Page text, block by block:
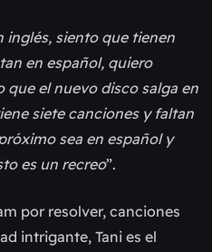
inglés, siento que tienen
en español, quiero
que el nuevo disco salga en
siete canciones y faltan
sea en español y
es un recreo”.
por resolver, canciones
intrigante, Tani es el